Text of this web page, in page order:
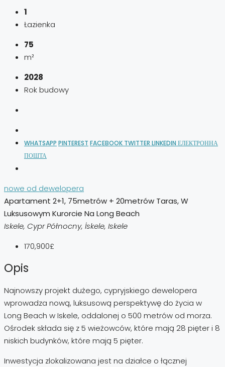
1
Łazienka
75
m²
2028
Rok budowy
WHATSAPP PINTEREST FACEBOOK TWITTER LINKEDIN ЕЛЕКТРОННА
ПОШТА
nowe od dewelopera
Apartament 2+1, 75metrów + 20metrów Taras, W
Luksusowym Kurorcie Na Long Beach
Iskele, Cypr Północny, İskele, Iskele
170,900£
Opis
Najnowszy projekt dużego, cypryjskiego dewelopera
wprowadza nową, luksusową perspektywę do życia w
Long Beach w Iskele, oddalonej o 500 metrów od morza.
Ośrodek składa się z 5 wieżowców, które mają 28 pięter i 8
niskich budynków, które mają 5 pięter.
Inwestycja zlokalizowana jest na działce o łącznej